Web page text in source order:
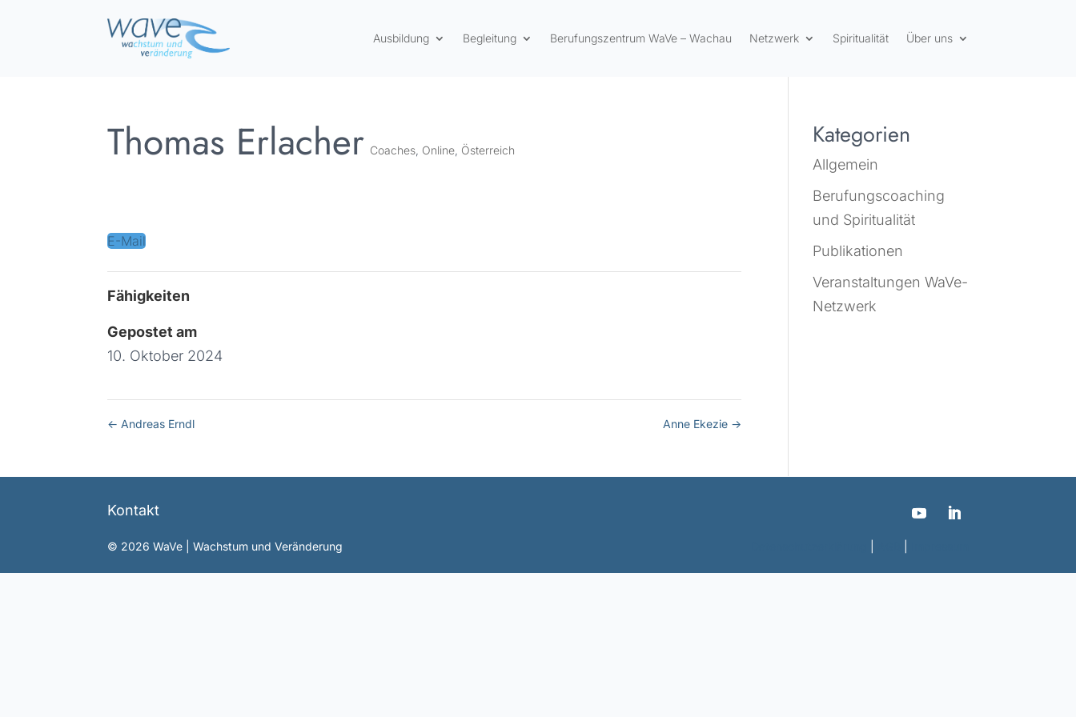
Ausbildung Begleitung Berufungszentrum WaVe – Wachau Netzwerk Spiritualität Über uns
Thomas Erlacher Coaches Online Österreich
E-Mail
Fähigkeiten
Gepostet am
10. Oktober 2024
← Andreas Erndl Anne Ekezie →
Kategorien
Allgemein
Berufungscoaching
und Spiritualität
Publikationen
Veranstaltungen WaVe-
Netzwerk
Kontakt
© 2026 WaVe | Wachstum und Veränderung